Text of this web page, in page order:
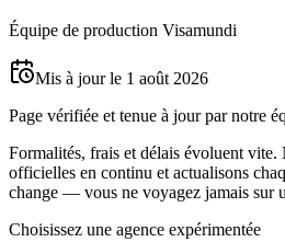
Équipe de production Visamundi
Mis à jour le 1 août 2026
Page vérifiée et tenue à jour par notre
Formalités, frais et délais évoluent vite.
officielles en continu et actualisons
change — vous ne voyagez jamais sur
Choisissez une agence expérimentée